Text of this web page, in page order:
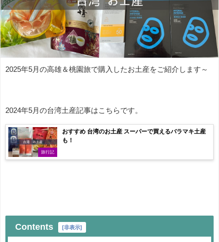
2025年5月の高雄＆桃園旅で購入したお土産をご紹介します～
2024年5月の台湾土産記事はこちらです。
旅行記
おすすめ 台湾のお土産 スーパーで買えるバラマキ土産
も！
Contents [非表示]